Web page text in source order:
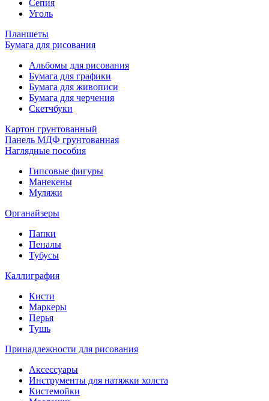
Сепия
Уголь
Планшеты
Бумага для рисования
Альбомы для рисования
Бумага для графики
Бумага для живописи
Бумага для черчения
Скетчбуки
Картон грунтованный
Панель МДФ грунтованная
Наглядные пособия
Гипсовые фигуры
Манекены
Муляжи
Органайзеры
Папки
Пеналы
Тубусы
Каллиграфия
Кисти
Маркеры
Перья
Тушь
Принадлежности для рисования
Аксессуары
Инструменты для натяжки холста
Кистемойки